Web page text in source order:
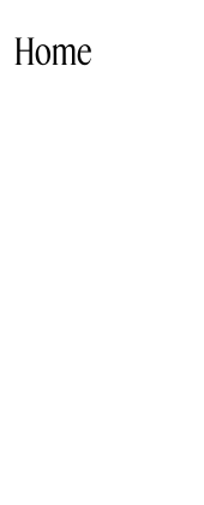
Home